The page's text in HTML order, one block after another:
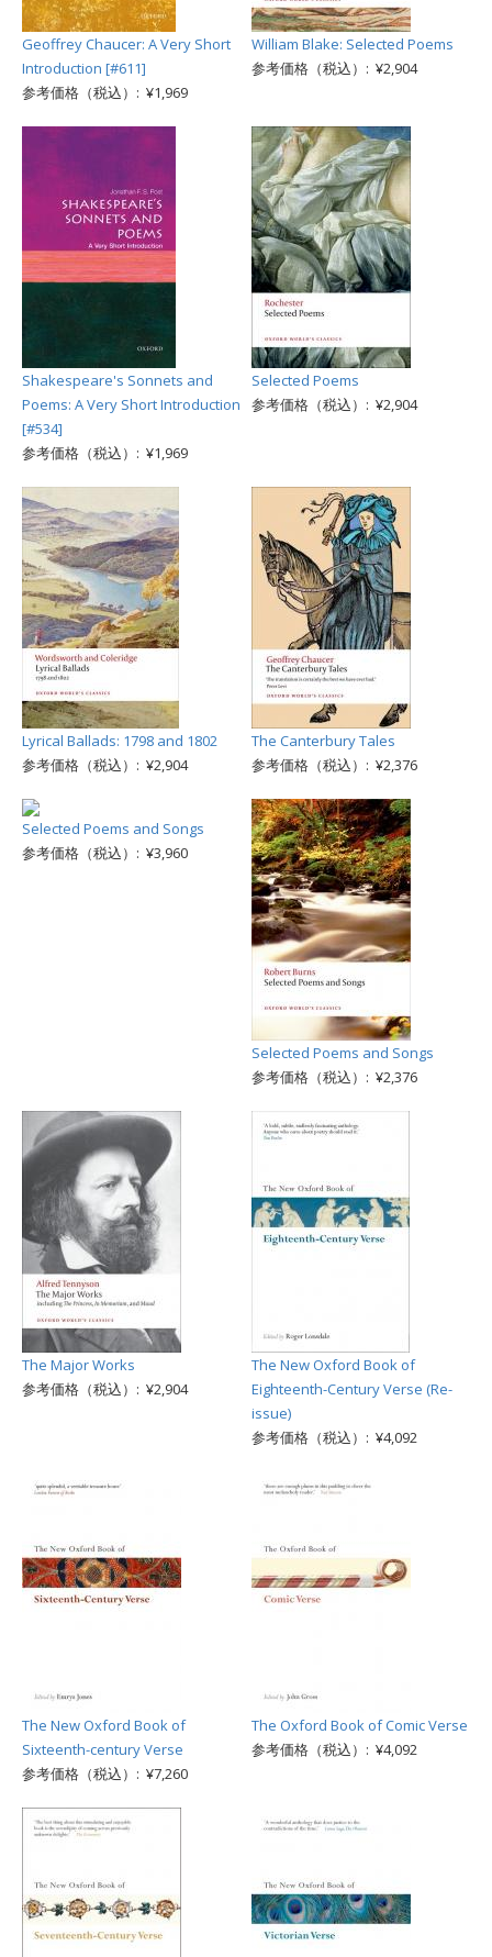
Geoffrey Chaucer: A Very Short
Introduction [#611]
参考価格（税込）: ¥1,969
William Blake: Selected Poems
参考価格（税込）: ¥2,904
Shakespeare's Sonnets and
Poems: A Very Short Introduction
[#534]
参考価格（税込）: ¥1,969
Selected Poems
参考価格（税込）: ¥2,904
Lyrical Ballads: 1798 and 1802
参考価格（税込）: ¥2,904
The Canterbury Tales
参考価格（税込）: ¥2,376
Selected Poems and Songs
参考価格（税込）: ¥3,960
Selected Poems and Songs
参考価格（税込）: ¥2,376
The Major Works
参考価格（税込）: ¥2,904
The New Oxford Book of
Eighteenth-Century Verse (Re-
issue)
参考価格（税込）: ¥4,092
The New Oxford Book of
Sixteenth-century Verse
参考価格（税込）: ¥7,260
The Oxford Book of Comic Verse
参考価格（税込）: ¥4,092